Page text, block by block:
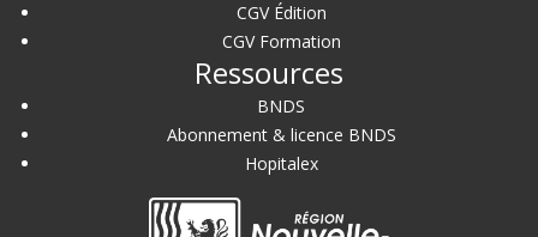
CGV Édition
CGV Formation
Ressources
BNDS
Abonnement & licence BNDS
Hopitalex